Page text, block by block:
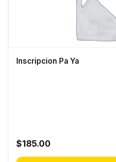
Inscripcion Pa Ya
$185.00